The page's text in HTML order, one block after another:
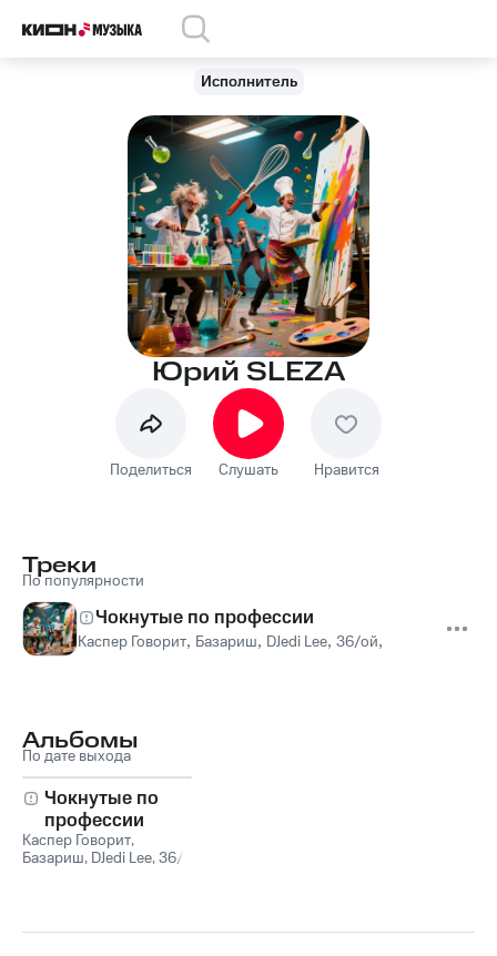
Исполнитель
Юрий SLEZA
Поделиться Слушать Нравится
Треки
По популярности
Чокнутые по профессии
Каспер Говорит, Базариш, DJedi Lee, 36/ой,
Альбомы
По дате выхода
Чокнутые по
профессии
Каспер Говорит,
Базариш, DJedi Lee,36/